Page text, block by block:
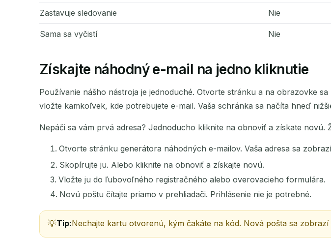
Zastavuje sledovanie Nie
Sama sa vyčistí Nie
Získajte náhodný e-mail na jedno kliknutie
Používanie nášho nástroja je jednoduché. Otvorte stránku a na obrazovke
vložte kamkoľvek, kde potrebujete e-mail. Vaša schránka sa načíta hneď
Nepáči sa vám prvá adresa? Jednoducho kliknite na obnoviť a získate
Otvorte stránku generátora náhodných e-mailov. Vaša adresa sa
Skopírujte ju. Alebo kliknite na obnoviť a získajte novú.
Vložte ju do ľubovoľného registračného alebo overovacieho formulára.
Novú poštu čítajte priamo v prehliadači. Prihlásenie nie je potrebné.
Tip:Nechajte kartu otvorenú, kým čakáte na kód. Nová pošta sa